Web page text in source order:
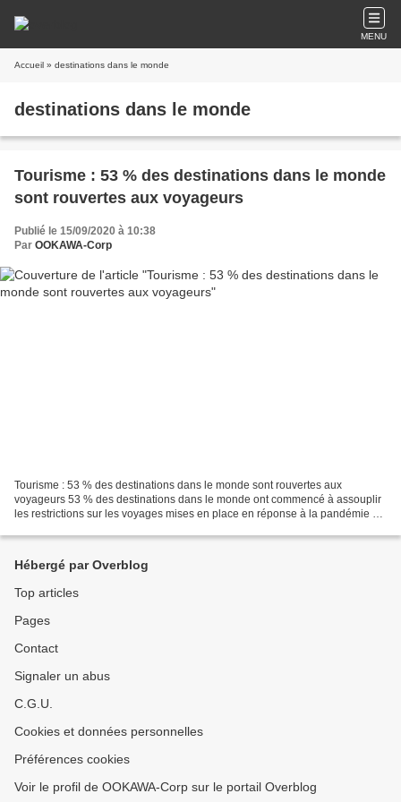
MENU
Accueil » destinations dans le monde
destinations dans le monde
Tourisme : 53 % des destinations dans le monde
sont rouvertes aux voyageurs
Publié le 15/09/2020 à 10:38
Par OOKAWA-Corp
Tourisme : 53 % des destinations dans le monde sont rouvertes aux
voyageurs 53 % des destinations dans le monde ont commencé à assouplir
les restrictions sur les voyages mises en place en réponse à la pandémie de
Hébergé par Overblog
Top articles
Pages
Contact
Signaler un abus
C.G.U.
Cookies et données personnelles
Préférences cookies
Voir le profil de OOKAWA-Corp sur le portail Overblog